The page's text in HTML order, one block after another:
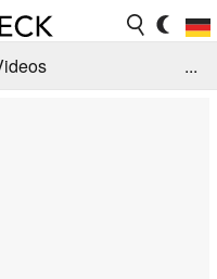
...